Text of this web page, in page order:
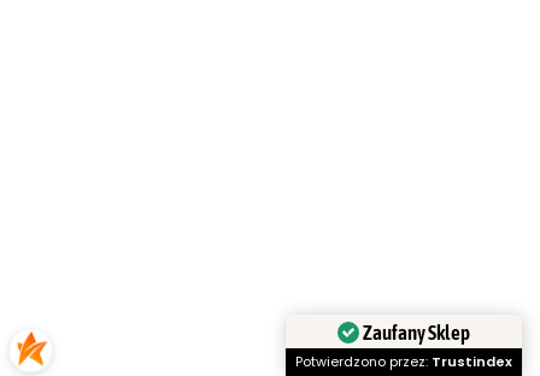
Zaufany Sklep
Potwierdzono przez: Trustindex